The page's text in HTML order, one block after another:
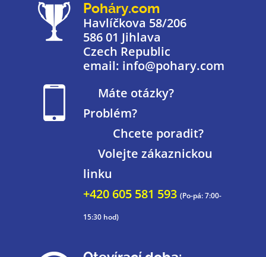
Poháry.com
Havlíčkova 58/206
586 01 Jihlava
Czech Republic
email: info@pohary.com
Máte otázky?
Problém?
Chcete poradit?
Volejte zákaznickou
linku
+420 605 581 593 (Po-pá: 7:00-
15:30 hod)